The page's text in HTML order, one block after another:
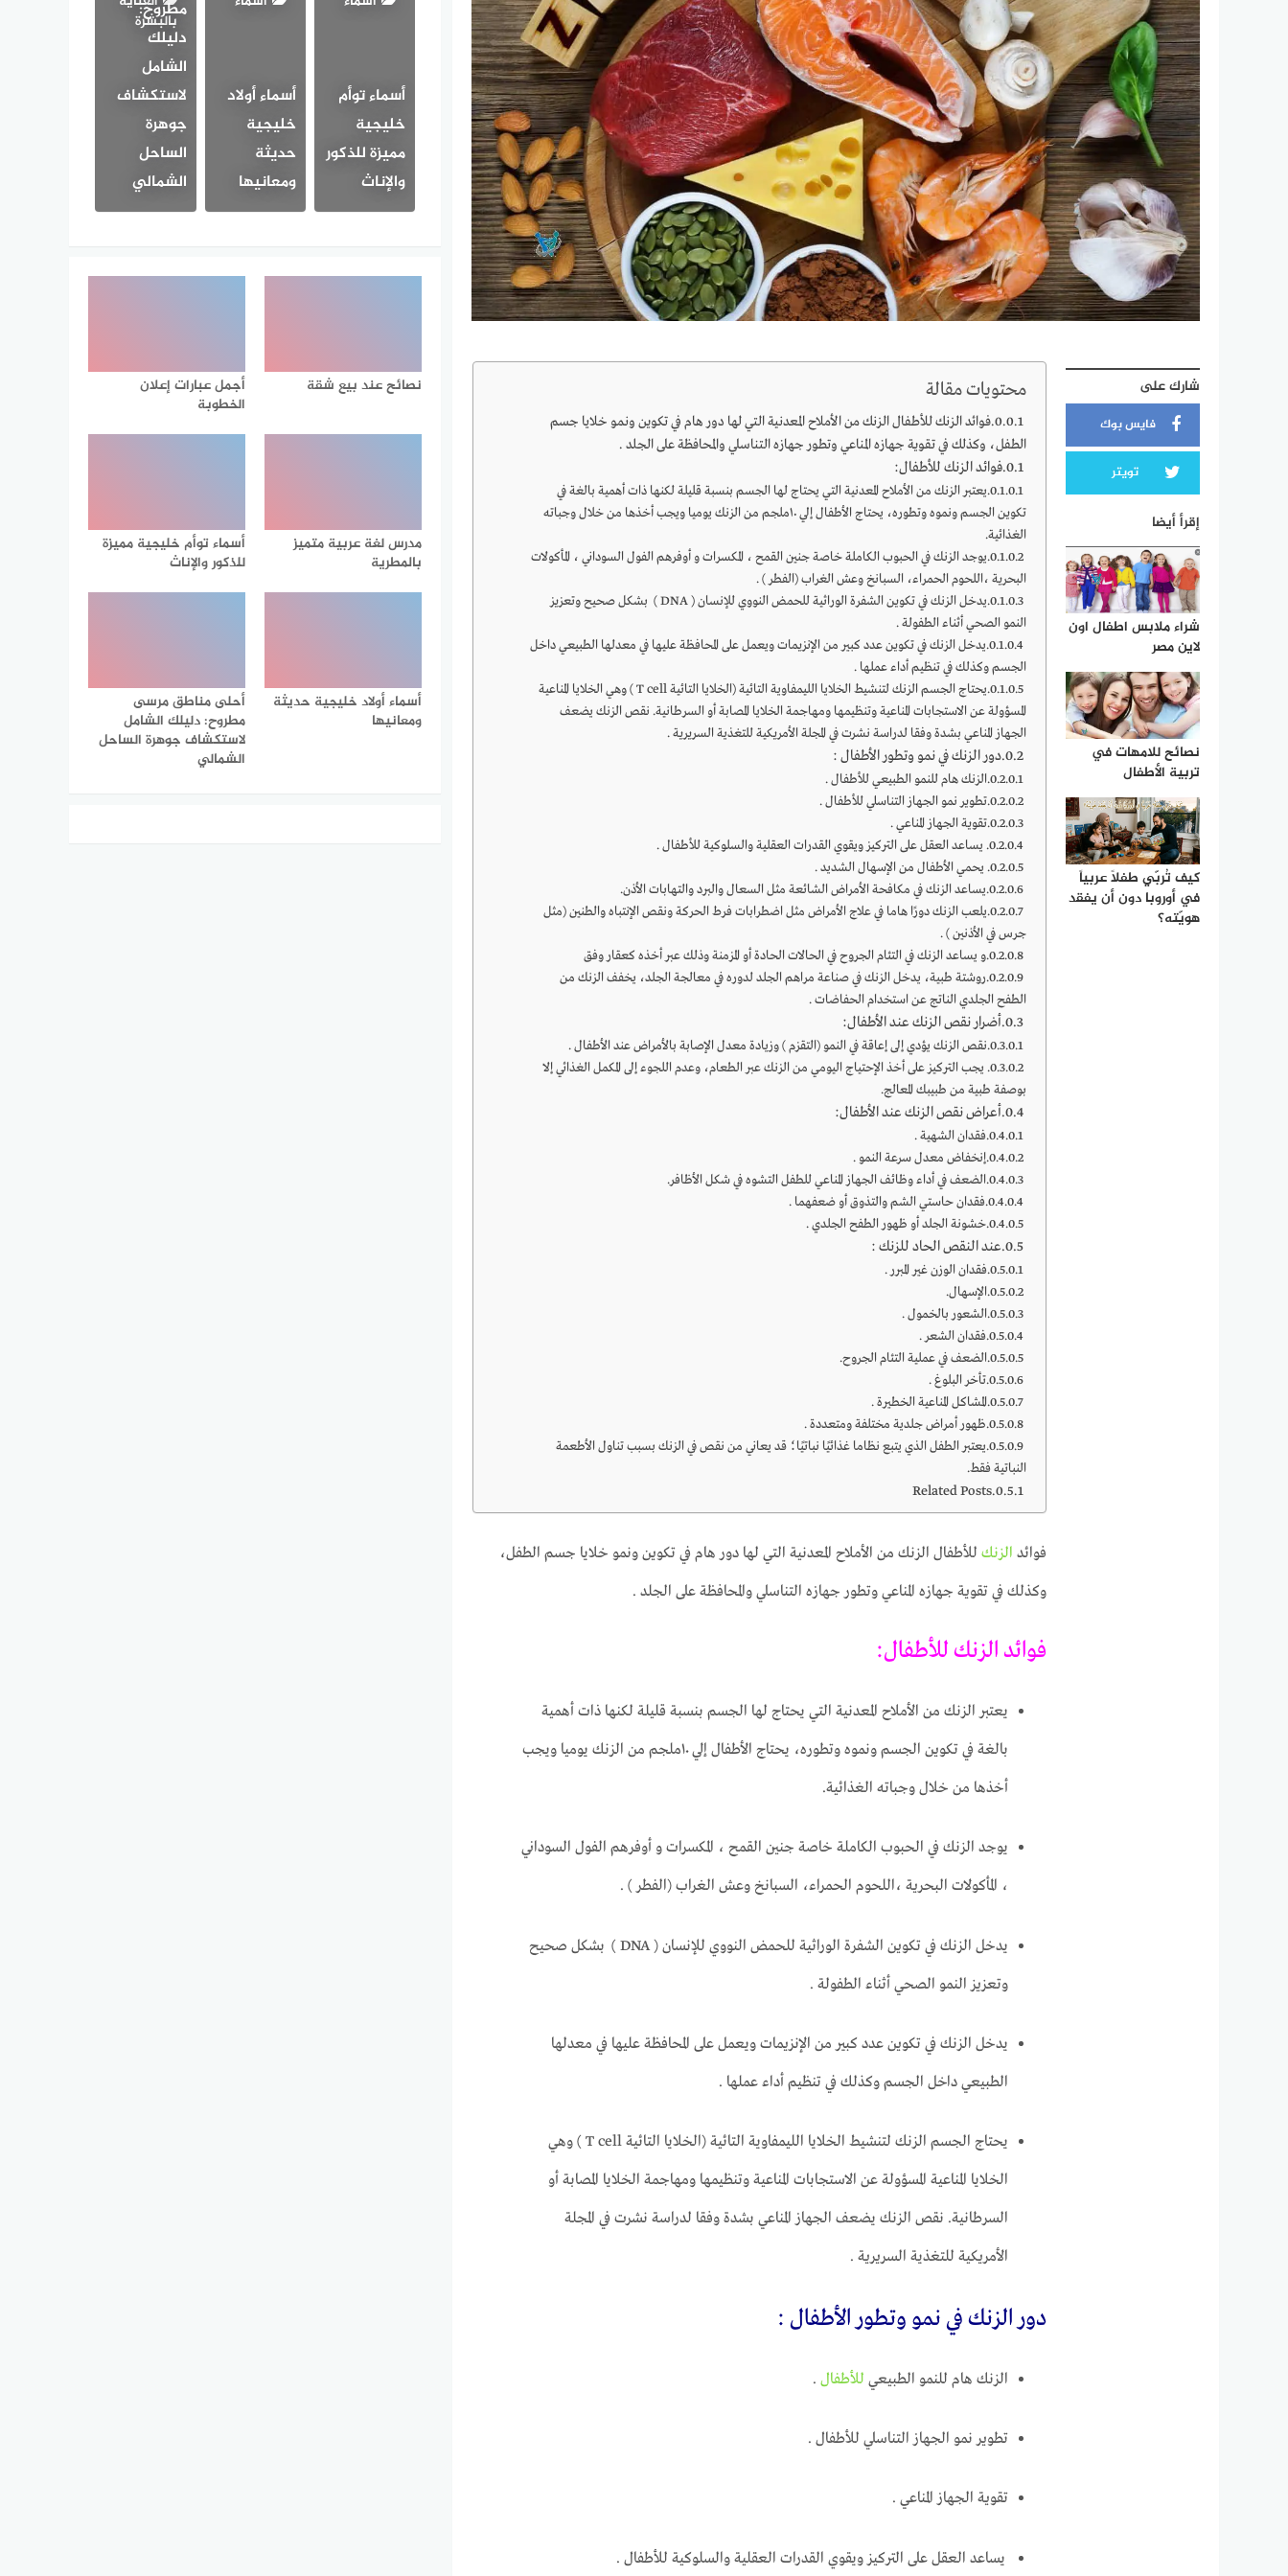
محتويات مقالة
فوائد الزنك للأطفال الزنك من الأملاح المعدنية التي لها دور هام في تكوين ونمو خلايا جسم
الطفل، وكذلك في تقوية جهازه المناعي وتطور جهازه التناسلي والمحافظة على الجلد .
فوائد الزنك للأطفال:
يعتبر الزنك من الأملاح المعدنية التي يحتاج لها الجسم بنسبة قليلة لكنها ذات أهمية بالغة في
تكوين الجسم ونموه وتطوره، يحتاج الأطفال إلي ١٠ملجم من الزنك يوميا ويجب أخذها من خلال وجباته
الغذائية.
يوجد الزنك في الحبوب الكاملة خاصة جنين القمح ، المكسرات و أوفرهم الفول السوداني ، المأكولات
البحرية ،اللحوم الحمراء، السبانخ وعش الغراب (الفطر ) .
يدخل الزنك في تكوين الشفرة الوراثية للحمض النووي للإنسان ( DNA ) بشكل صحيح وتعزيز
النمو الصحي أثناء الطفولة .
يدخل الزنك في تكوين عدد كبير من الإنزيمات ويعمل على المحافظة عليها في معدلها الطبيعي داخل
الجسم وكذلك في تنظيم أداء عملها .
يحتاج الجسم الزنك لتنشيط الخلايا الليمفاوية التائية (الخلايا التائية T cell ) وهي الخلايا المناعية
المسؤولة عن الاستجابات المناعية وتنظيمها ومهاجمة الخلايا المصابة أو السرطانية. نقص الزنك يضعف
الجهاز المناعي بشدة وفقا لدراسة نشرت في المجلة الأمريكية للتغذية السريرية .
دور الزنك في نمو وتطور الأطفال :
الزنك هام للنمو الطبيعي للأطفال .
تطوير نمو الجهاز التناسلي للأطفال .
تقوية الجهاز المناعي .
يساعد العقل على التركيز ويقوي القدرات العقلية والسلوكية للأطفال .
يحمي الأطفال من الإسهال الشديد .
يساعد الزنك في مكافحة الأمراض الشائعة مثل السعال والبرد والتهابات الأذن.
يلعب الزنك دورًا هاما في علاج الأمراض مثل اضطرابات فرط الحركة ونقص الإنتباه والطنين (مثل
جرس في الأذنين ) .
و يساعد الزنك في التئام الجروح في الحالات الحادة أو المزمنة وذلك عبر أخذه كعقار وفق
روشتة طبية، يدخل الزنك في صناعة مراهم الجلد لدوره في معالجة الجلد، يخفف الزنك من
الطفح الجلدي الناتج عن استخدام الحفاضات .
أضرار نقص الزنك عند الأطفال:
نقص الزنك يؤدي إلى إعاقة في النمو (التقزم ) وزيادة معدل الإصابة بالأمراض عند الأطفال .
يجب التركيز على أخذ الإحتياج اليومي من الزنك عبر الطعام، وعدم اللجوء إلى المكمل الغذائي إلا
بوصفة طبية من طبيبك المعالج.
أعراض نقص الزنك عند الأطفال:
فقدان الشهية .
إنخفاض معدل سرعة النمو .
الضعف في أداء وظائف الجهاز المناعي للطفل التشوه في شكل الأظافر.
فقدان حاستي الشم والتذوق أو ضعفهما .
خشونة الجلد أو ظهور الطفح الجلدي .
عند النقص الحاد للزنك :
فقدان الوزن غير المبرر .
الإسهال.
الشعور بالخمول .
فقدان الشعر .
الضعف في عملية التئام الجروح.
تأخر البلوغ .
المشاكل المناعية الخطيرة .
ظهور أمراض جلدية مختلفة ومتعددة .
يعتبر الطفل الذي يتبع نظاما غذائيًا نباتيًا؛ قد يعاني من نقص في الزنك بسبب تناول الأطعمة
النباتية فقط.
Related Posts
فوائدالزنكللأطفال الزنك من الأملاح المعدنية التي لها دور هام في تكوين ونمو خلايا جسم الطفل،
وكذلك في تقوية جهازه المناعي وتطور جهازه التناسلي والمحافظة على الجلد .
فوائد الزنك للأطفال:
يعتبر الزنك من الأملاح المعدنية التي يحتاج لها الجسم بنسبة قليلة لكنها ذات أهمية
بالغة في تكوين الجسم ونموه وتطوره، يحتاج الأطفال إلي ١٠ملجم من الزنك يوميا ويجب
أخذها من خلال وجباته الغذائية.
يوجد الزنك في الحبوب الكاملة خاصة جنين القمح ، المكسرات و أوفرهم الفول السوداني
، المأكولات البحرية ،اللحوم الحمراء، السبانخ وعش الغراب (الفطر ) .
يدخل الزنك في تكوين الشفرة الوراثية للحمض النووي للإنسان ( DNA ) بشكل صحيح
وتعزيز النمو الصحي أثناء الطفولة .
يدخل الزنك في تكوين عدد كبير من الإنزيمات ويعمل على المحافظة عليها في معدلها
الطبيعي داخل الجسم وكذلك في تنظيم أداء عملها .
يحتاج الجسم الزنك لتنشيط الخلايا الليمفاوية التائية (الخلايا التائية T cell ) وهي
الخلايا المناعية المسؤولة عن الاستجابات المناعية وتنظيمها ومهاجمة الخلايا المصابة أو
السرطانية. نقص الزنك يضعف الجهاز المناعي بشدة وفقا لدراسة نشرت في المجلة
الأمريكية للتغذية السريرية .
دور الزنك في نمو وتطور الأطفال :
الزنك هام للنمو الطبيعيللأطفال.
تطوير نمو الجهاز التناسلي للأطفال .
تقوية الجهاز المناعي .
يساعد العقل على التركيز ويقوي القدرات العقلية والسلوكية للأطفال .
شارك على
فايس بوك
تويتر
إقرأ أيضا
شراء ملابس اطفال اون
لاين مصر
نصائح للامهات في
تربية الأطفال
كيف تُربّي طفلاً عربياً
في أوروبا دون أن يفقد
هويّته؟
أسماء توأم
خليجية
مميزة للذكور
والإناث
أسماء أولاد
خليجية
حديثة
ومعانيها
بالبشرة
مطروح:
دليلك
الشامل
لاستكشاف
جوهرة
الساحل
الشمالي
نصائح عند بيع شقة
أجمل عبارات إعلان
الخطوبة
مدرس لغة عربية متميز
بالمطرية
أسماء توأم خليجية مميزة
للذكور والإناث
أسماء أولاد خليجية حديثة
ومعانيها
أحلى مناطق مرسى
مطروح: دليلك الشامل
لاستكشاف جوهرة الساحل
الشمالي